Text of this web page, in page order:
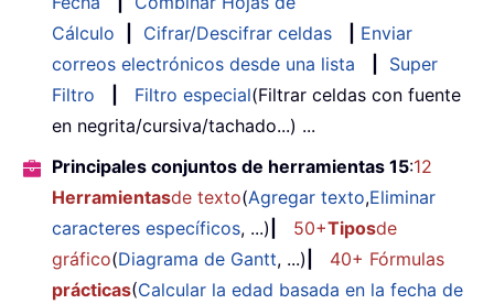
Cálculo
Cifrar/Descifrar celdas
Enviar
correos electrónicos desde una lista
Super
Filtro
Filtro especial(Filtrar celdas con fuente
en negrita/cursiva/tachado...) ...
Principales conjuntos de herramientas 15:12
Herramientasde texto(Agregar texto,Eliminar
caracteres específicos, ...) 50+Tiposde
gráfico(Diagrama de Gantt, ...)
40+ Fórmulas
prácticas(Calcular la edad basada en la fecha de